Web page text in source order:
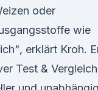
oder
wie
erklärt Kroh.
Test &